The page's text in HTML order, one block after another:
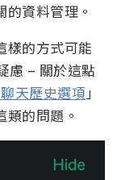
資料管理。
樣的方式可能
慮 – 關於這點
天歷史選項」
的問題。